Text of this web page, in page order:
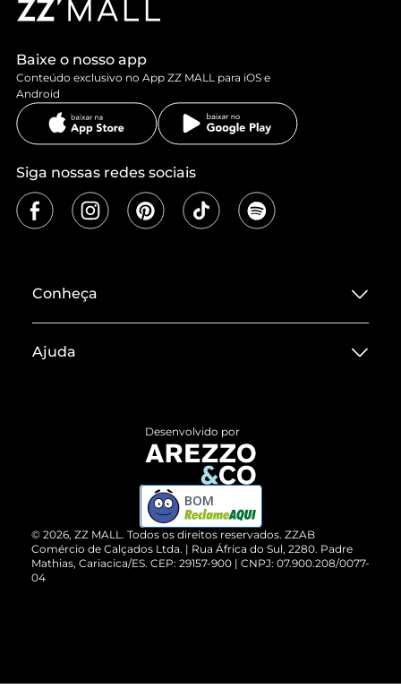
Baixe o nosso app
Conteúdo exclusivo no App ZZ MALL para iOS e
Android
Siga nossas redes sociais
Conheça
Termos de Uso
ZZ MALL é confiável
Cartão Presente
Vendas Corporativas
Ajuda
Devolução do Produto
Compre pelo WhatsApp
© 2026, ZZ MALL. Todos os direitos reservados. ZZAB
Comércio de Calçados Ltda. | Rua África do Sul, 2280. Padre
Mathias, Cariacica/ES. CEP: 29157-900 | CNPJ: 07.900.208/0077-
04
Desenvolvido por
BOM